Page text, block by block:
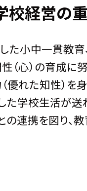
経営の
た小中一貫教育
（心）の育成に努
優れた知性）を
た学校生活が送
の連携を図り、